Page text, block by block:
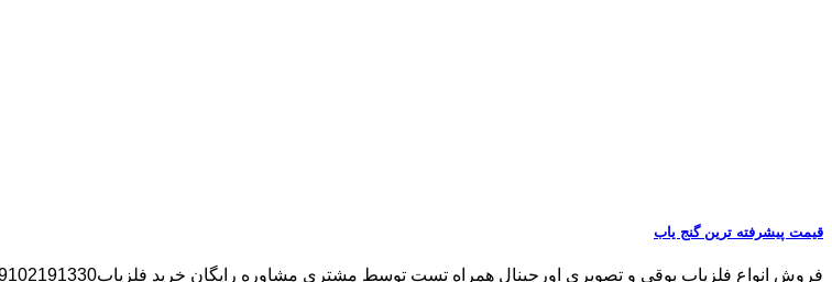
قیمت پیشرفته ترین گنج یاب
فروش انواع فلزیاب بوقی و تصویری اورجینال همراه تست توسط مشتری مشاوره رایگان خرید فلزیاب09102191330